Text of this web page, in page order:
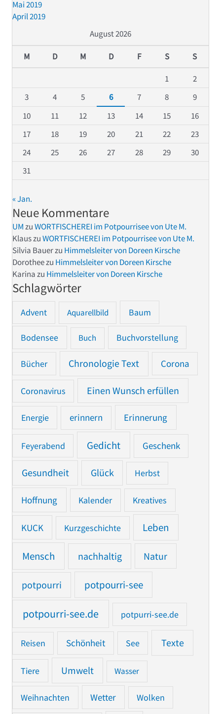
Mai 2019
April 2019
August 2026
M D M D F S S
1
2
3
4 5 6 7 8
9
10
11 12 13 14 15
16
17
18 19 20 21 22
23
24
25 26 27 28 29
30
31
« Jan.
Neue Kommentare
UMzuWORTFISCHEREI im Potpourrisee von Ute M.
KlauszuWORTFISCHEREI im Potpourrisee von Ute M.
Silvia Bauerzu Himmelsleiter von Doreen Kirsche
Dorotheezu Himmelsleiter von Doreen Kirsche
Karinazu Himmelsleiter von Doreen Kirsche
Schlagwörter
Advent Aquarellbild Baum
Bodensee Buch Buchvorstellung
Bücher Chronologie Text Corona
Coronavirus Einen Wunsch erfüllen
Energie erinnern Erinnerung
Feyerabend Gedicht Geschenk
Gesundheit Glück Herbst
Hoffnung Kalender Kreatives
KUCK Kurzgeschichte Leben
Mensch nachhaltig Natur
potpourri potpourri-see
potpourri-see.de potpurri-see.de
Reisen Schönheit See Texte
Tiere Umwelt Wasser
Weihnachten Wetter Wolken